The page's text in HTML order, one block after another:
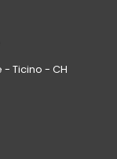
- Ticino - CH